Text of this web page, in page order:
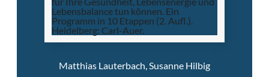
Matthias Lauterbach Susanne Hilbig